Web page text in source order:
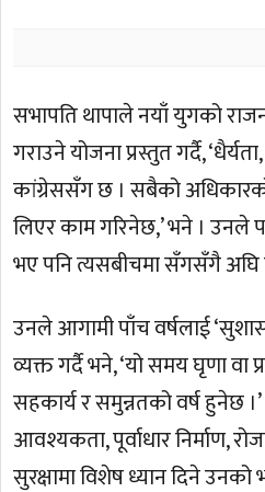
सभापति थापाले नयाँ युगको
गराउने योजना प्रस्तुत गर्दै,
कांग्रेससँग छ । सबैको
लिएर काम गरिनेछ,’ भने । उनले
भए पनि त्यसबीचमा सँगसँगै अघि
उनले आगामी पाँच वर्षलाई
व्यक्त गर्दै भने, ‘यो समय घृणा वा
सहकार्य र समुन्नतको वर्ष हुनेछ
आवश्यकता, पूर्वाधार निर्माण,
सुरक्षामा विशेष ध्यान दिने उनको